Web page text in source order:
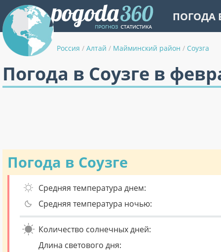
ПОГОДА
Россия / Алтай / Майминский район / Соузга
Погода в Соузге в
Погода в Соузге
Средняя температура днем:
Средняя температура ночью:
Количество солнечных дней:
Длина светового дня: